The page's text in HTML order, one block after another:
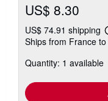
US$ 8.30
US$ 74.91 shipping
Ships from France to
Quantity: 1 available